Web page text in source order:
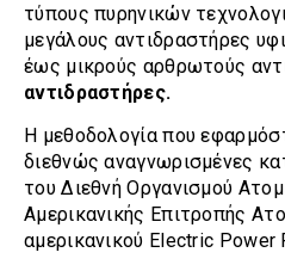
τύπους πυρηνικών
μεγάλους αντιδραστήρες
έως μικρούς αρθρωτούς
αντιδραστήρες.
Η μεθοδολογία που
διεθνώς αναγνωρισμένες
του Διεθνή Οργανισμού
Αμερικανικής Επιτροπής
αμερικανικού Electric